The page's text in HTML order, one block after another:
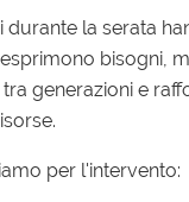
durante la serata
bisogni,
generazioni e
per l'intervento: